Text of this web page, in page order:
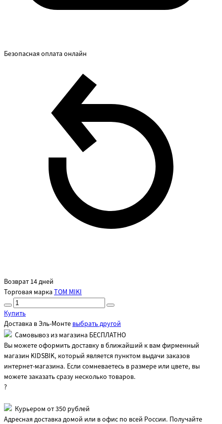
Безопасная оплата онлайн
Возврат 14 дней
Торговая марка TOM MIKI
Купить
Доставка вЭль-Монтевыбрать другой
Самовывоз из магазина БЕСПЛАТНО
Вы можете оформить доставку в ближайший к вам фирменный
магазин KIDSBIK, который является пунктом выдачи заказов
интернет-магазина. Если сомневаетесь в размере или цвете, вы
можете заказать сразу несколько товаров.
?
Курьером от 350 рублей
Адресная доставка домой или в офис по всей России. Получайте